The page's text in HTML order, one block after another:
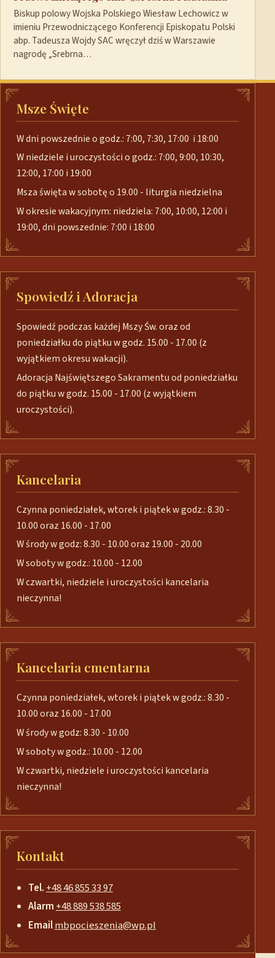
Biskup polowy Wojska Polskiego Wiesław Lechowicz w
imieniu Przewodniczącego Konferencji Episkopatu Polski
abp. Tadeusza Wojdy SAC wręczył dziś w Warszawie
nagrodę „Srebrna…
Msze Święte
W dni powszednie o godz.: 7:00, 7:30, 17:00 i 18:00
W niedziele i uroczystości o godz.: 7:00, 9:00, 10:30,
12:00, 17:00 i 19:00
Msza święta w sobotę o 19.00 - liturgia niedzielna
W okresie wakacyjnym: niedziela: 7:00, 10:00, 12:00 i
19:00, dni powszednie: 7:00 i 18:00
Spowiedź i Adoracja
Spowiedź podczas każdej Mszy Św. oraz od
poniedziałku do piątku w godz. 15.00 - 17.00 (z
wyjątkiem okresu wakacji).
Adoracja Najświętszego Sakramentu od poniedziałku
do piątku w godz. 15.00 - 17.00 (z wyjątkiem
uroczystości).
Kancelaria
Czynna poniedziałek, wtorek i piątek w godz.: 8.30 -
10.00 oraz 16.00 - 17.00
W środy w godz: 8.30 - 10.00 oraz 19.00 - 20.00
W soboty w godz.: 10.00 - 12.00
W czwartki, niedziele i uroczystości kancelaria
nieczynna!
Kancelaria cmentarna
Czynna poniedziałek, wtorek i piątek w godz.: 8.30 -
10.00 oraz 16.00 - 17.00
W środy w godz: 8.30 - 10.00
W soboty w godz.: 10.00 - 12.00
W czwartki, niedziele i uroczystości kancelaria
nieczynna!
Kontakt
Tel. +48 46 855 33 97
Alarm+48 889 538 585
Emailmbpocieszenia@wp.pl